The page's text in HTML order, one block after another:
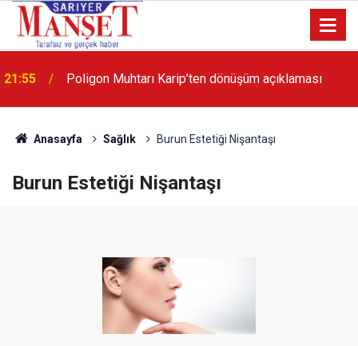
13:36 'Poligon'da İstanbul'a örnek proje gerçekleştirilecek'
Anasayfa Sağlık Burun Estetiği Nişantaşı
Burun Estetiği Nişantaşı